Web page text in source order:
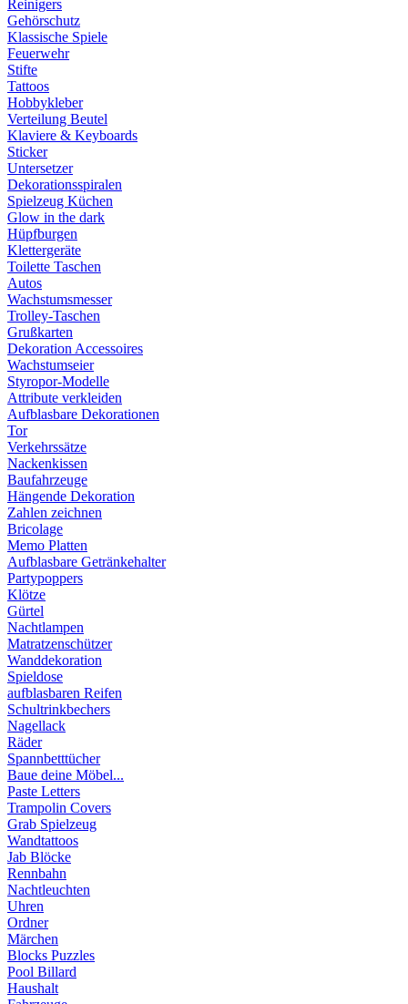
Reinigers
Gehörschutz
Klassische Spiele
Feuerwehr
Stifte
Tattoos
Hobbykleber
Verteilung Beutel
Klaviere & Keyboards
Sticker
Untersetzer
Dekorationsspiralen
Spielzeug Küchen
Glow in the dark
Hüpfburgen
Klettergeräte
Toilette Taschen
Autos
Wachstumsmesser
Trolley-Taschen
Grußkarten
Dekoration Accessoires
Wachstumseier
Styropor-Modelle
Attribute verkleiden
Aufblasbare Dekorationen
Tor
Verkehrssätze
Nackenkissen
Baufahrzeuge
Hängende Dekoration
Zahlen zeichnen
Bricolage
Memo Platten
Aufblasbare Getränkehalter
Partypoppers
Klötze
Gürtel
Nachtlampen
Matratzenschützer
Wanddekoration
Spieldose
aufblasbaren Reifen
Schultrinkbechers
Nagellack
Räder
Spannbetttücher
Baue deine Möbel...
Paste Letters
Trampolin Covers
Grab Spielzeug
Wandtattoos
Jab Blöcke
Rennbahn
Nachtleuchten
Uhren
Ordner
Märchen
Blocks Puzzles
Pool Billard
Haushalt